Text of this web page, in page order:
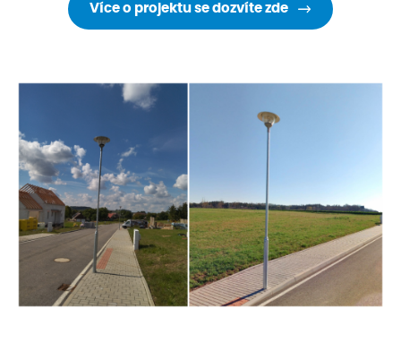
Více o projektu se dozvíte zde